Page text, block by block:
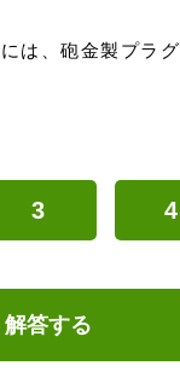
は、砲金製プラグ
3 4
解答する